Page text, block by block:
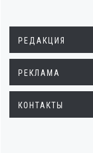
РЕДАКЦИЯ
РЕКЛАМА
КОНТАКТЫ